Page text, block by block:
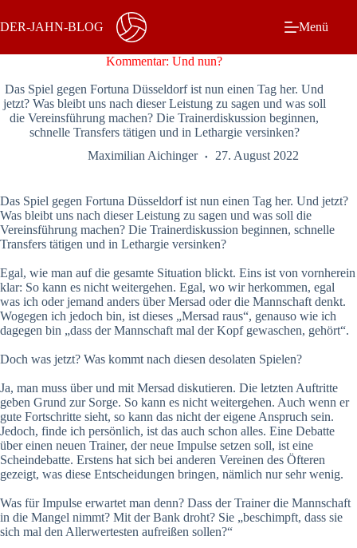
Inhalt
springen
DER-JAHN-BLOG Menü
Kommentar: Und nun?
Das Spiel gegen Fortuna Düsseldorf ist nun einen Tag her. Und
jetzt? Was bleibt uns nach dieser Leistung zu sagen und was soll
die Vereinsführung machen? Die Trainerdiskussion beginnen,
schnelle Transfers tätigen und in Lethargie versinken?
Maximilian Aichinger
27. August 2022
Das Spiel gegen Fortuna Düsseldorf ist nun einen Tag her. Und jetzt?
Was bleibt uns nach dieser Leistung zu sagen und was soll die
Vereinsführung machen? Die Trainerdiskussion beginnen, schnelle
Transfers tätigen und in Lethargie versinken?
Egal, wie man auf die gesamte Situation blickt. Eins ist von vornherein
klar: So kann es nicht weitergehen. Egal, wo wir herkommen, egal
was ich oder jemand anders über Mersad oder die Mannschaft denkt.
Wogegen ich jedoch bin, ist dieses „Mersad raus“, genauso wie ich
dagegen bin „dass der Mannschaft mal der Kopf gewaschen, gehört“.
Doch was jetzt? Was kommt nach diesen desolaten Spielen?
Ja, man muss über und mit Mersad diskutieren. Die letzten Auftritte
geben Grund zur Sorge. So kann es nicht weitergehen. Auch wenn er
gute Fortschritte sieht, so kann das nicht der eigene Anspruch sein.
Jedoch, finde ich persönlich, ist das auch schon alles. Eine Debatte
über einen neuen Trainer, der neue Impulse setzen soll, ist eine
Scheindebatte. Erstens hat sich bei anderen Vereinen des Öfteren
gezeigt, was diese Entscheidungen bringen, nämlich nur sehr wenig.
Was für Impulse erwartet man denn? Dass der Trainer die Mannschaft
in die Mangel nimmt? Mit der Bank droht? Sie „beschimpft, dass sie
sich mal den Allerwertesten aufreißen sollen?“